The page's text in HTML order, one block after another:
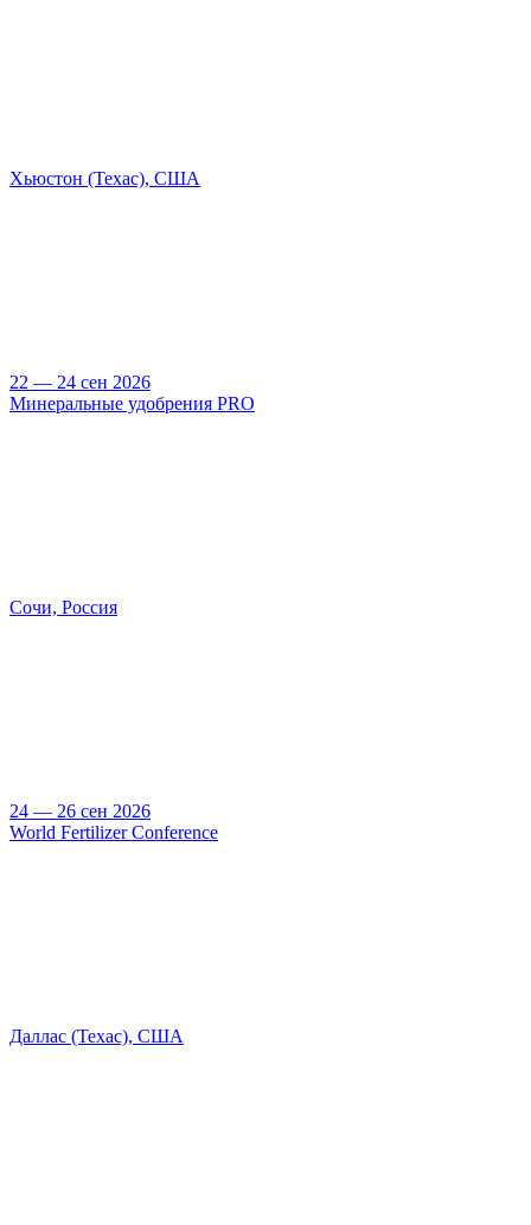
Хьюстон (Техас), США
22 — 24 сен 2026
Минеральные удобрения PRO
Сочи, Россия
24 — 26 сен 2026
World Fertilizer Conference
Даллас (Техас), США